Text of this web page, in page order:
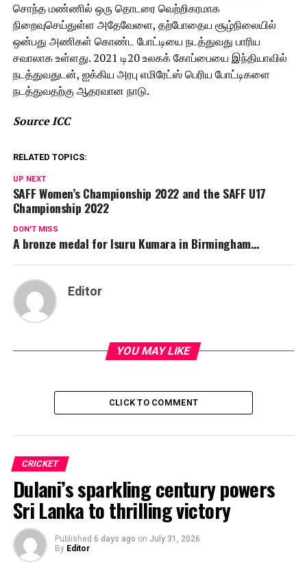
சொந்த மண்ணில் ஒரு தொடரை வெற்றிகரமாக
நிறைவுசெய்துள்ள அதேவேளை, தற்போதைய சூழ்நிலையில்
ஒன்பது அணிகள் கொண்ட போட்டியை நடத்துவது பாரிய
சவாலாக உள்ளது. 2021 டி20 உலகக் கோப்பையை இந்தியாவில்
நடத்துவதுடன், ஐக்கிய அரபு எமிரேட்ஸ் பெரிய போட்டிகளை
நடத்துவதற்கு ஆதரவான நாடு.
Source ICC
RELATED TOPICS:
UP NEXT
SAFF Women’s Championship 2022 and the SAFF U17
Championship 2022
DON'T MISS
A bronze medal for Isuru Kumara in Birmingham…
Editor
YOU MAY LIKE
CLICK TO COMMENT
CRICKET
Dulani’s sparkling century powers
Sri Lanka to thrilling victory
Published 6 days ago on July 31, 2026
By Editor